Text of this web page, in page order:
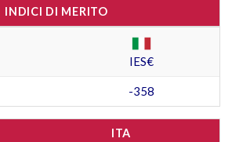
INDICI DI MERITO
IES€
-358
ITA